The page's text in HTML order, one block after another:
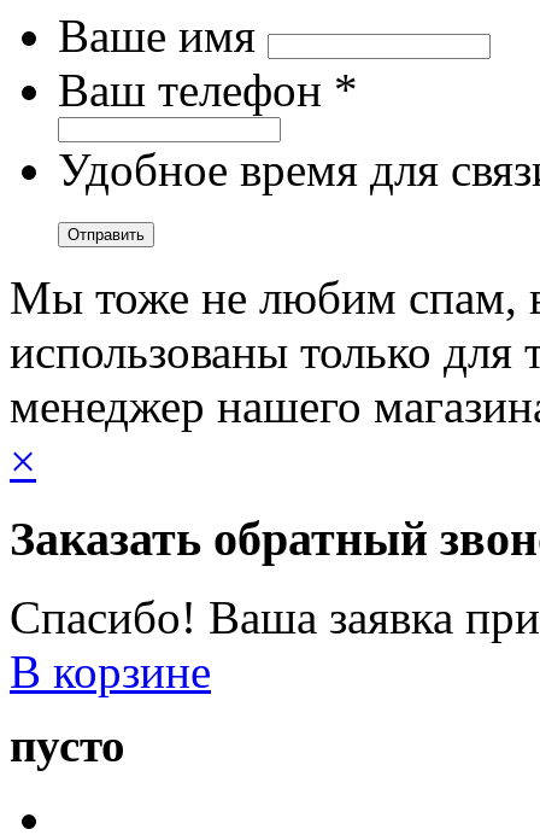
Ваше имя
Ваш телефон *
Удобное время для
Мы тоже не любим спам,
использованы только для
менеджер нашего
×
Заказать обратный
Спасибо! Ваша заявка
В корзине
пусто